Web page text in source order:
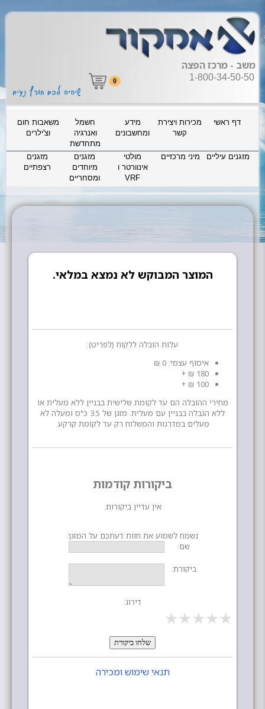
משב - מרכז הפצה
1-800-34-50-50
0
דף ראשי
מכירות ויצירת
קשר
מידע
ומחשבונים
חשמל
ואנרגיה
מתחדשת
משאבות חום
וצ'ילרים
מזגנים עיליים מיני מרכזיים
מולטי
אינוורטר ו
VRF
מזגנים
מיוחדים
ומסחריים
מזגנים
רצפתיים
המוצר המבוקש לא נמצא במלאי.
עלות הובלה ללקוח (לפריט):
איסוף עצמי: 0 ₪
180 ₪ +
100 ₪ +
מחירי ההובלה הם עד לקומת שלישית בבניין ללא מעלית או
ללא הגבלה בבניין עם מעלית. מזגן של 3.5 כ"ס ומעלה לא
מעלים במדרגות והמשלוח רק עד לקומת קרקע.
ביקורות קודמות
אין עדיין ביקורות.
נשמח לשמוע את חוות דעתכם על המזגן:
שם:
ביקורת:
דירוג:
★★★★★
שלחו ביקורת
תנאי שימוש ומכירה